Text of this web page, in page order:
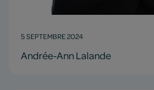
5 SEPTEMBRE 2024
Andrée-Ann Lalande